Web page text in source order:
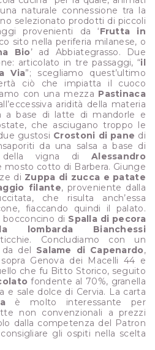
naturale connessione tra la
selezionato prodotti di piccoli
provenienti da ‘Frutta in
sito nella periferia milanese, o
Bio’ ad Abbiategrasso. Due
articolato in tre passaggi, “il
Via”; scegliamo quest’ultimo
ciò che impiatta il cuoco
con una mezza Pastinaca
aridità della materia
a base di latte di mandorle e
che asciugano troppo le
gustosi Crostoni di pane di
da una salsa a base di
della vigna di Alessandro
mosto cotto di Barbera. Giunge
di Zuppa di zucca e patate
filante, proveniente dalla
che risulta anch’essa
fiaccando quindi il palato.
bocconcino di Spalla di pecora
lombarda Bianchessi
Concludiamo con un
da del Salame di Capenardo,
Genova dei Macelli 44 e
che fu Bitto Storico, seguito
fondente al 70%, granella
e sale dolce di Cervia. La carta
è molto interessante per
non convenzionali a prezzi
dalla competenza del Patron
gli ospiti nella scelta